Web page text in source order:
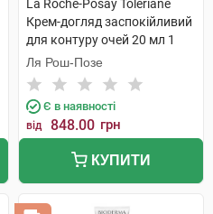
La Roche-Posay Toleriane
Крем-догляд заспокійливий
для контуру очей 20 мл 1
флакон
Ля Рош-Позе
Є в наявності
від 848.00 грн
КУПИТИ